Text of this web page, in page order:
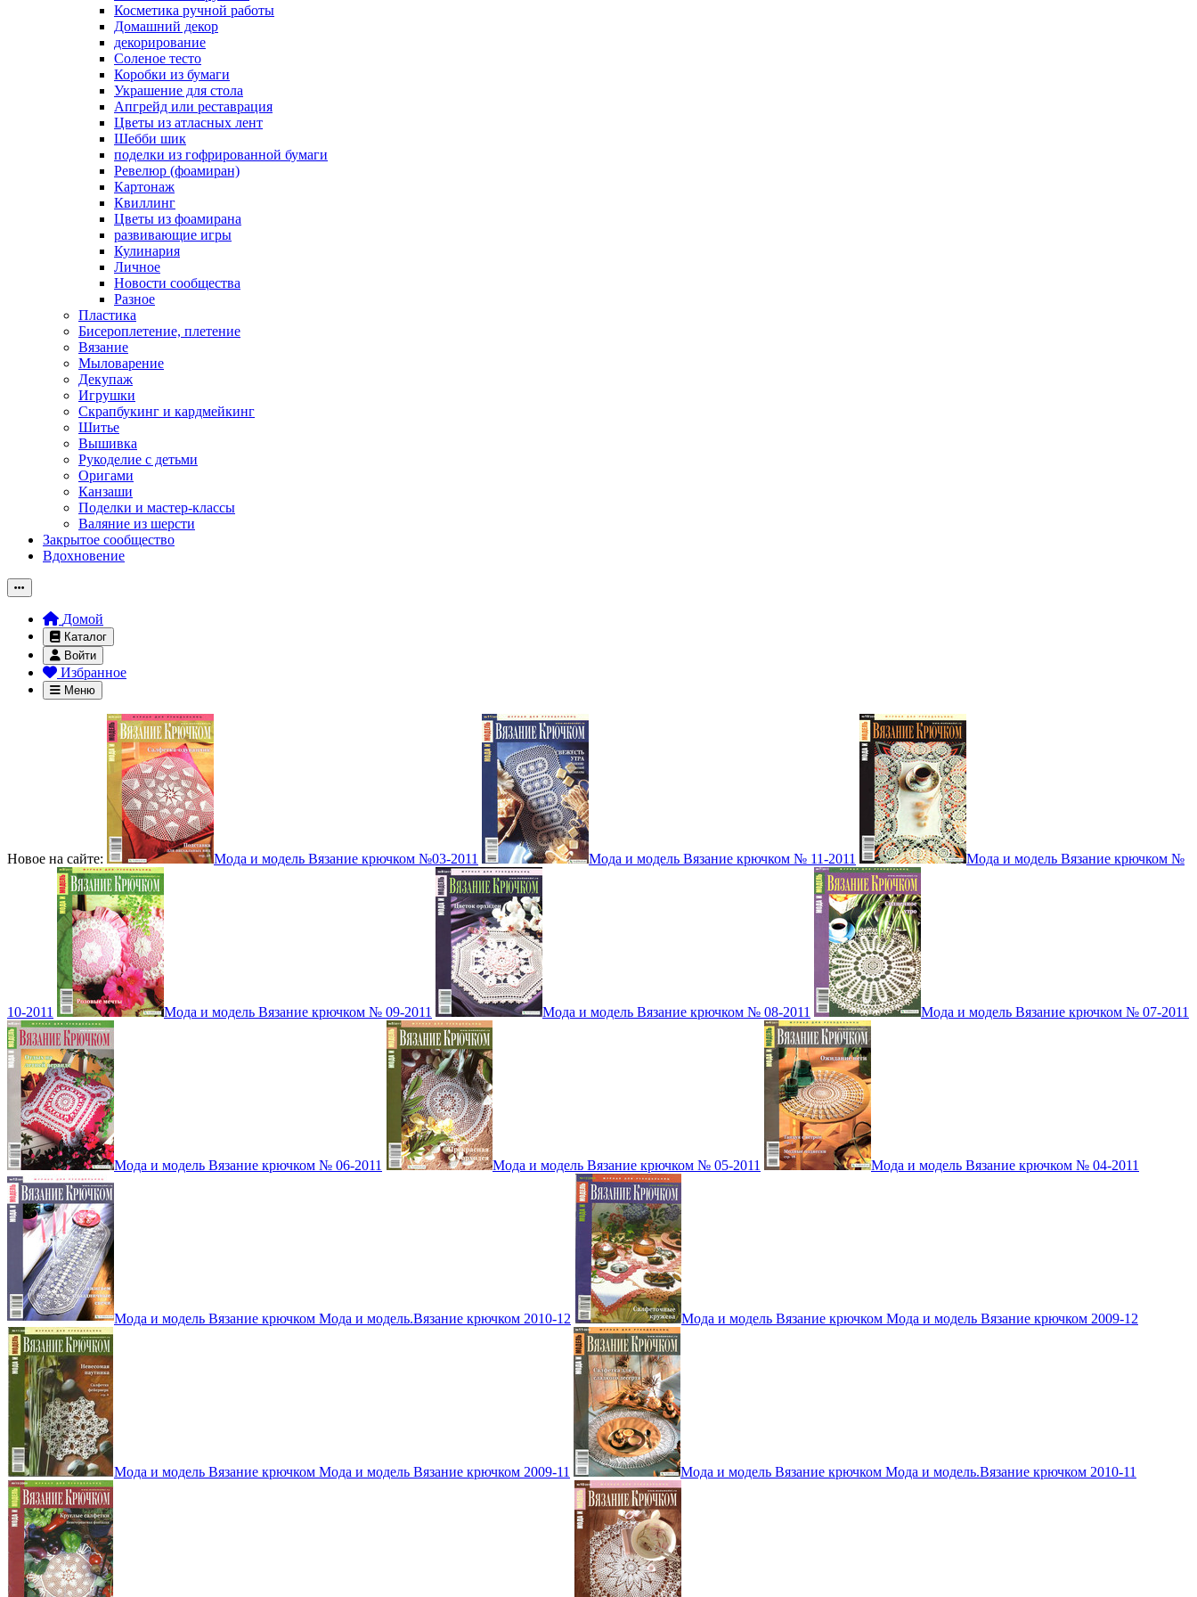
Косметика ручной работы
Домашний декор
декорирование
Соленое тесто
Коробки из бумаги
Украшение для стола
Апгрейд или реставрация
Цветы из атласных лент
Шебби шик
поделки из гофрированной бумаги
Ревелюр (фоамиран)
Картонаж
Квиллинг
Цветы из фоамирана
развивающие игры
Кулинария
Личное
Новости сообщества
Разное
Пластика
Бисероплетение, плетение
Вязание
Мыловарение
Декупаж
Игрушки
Скрапбукинг и кардмейкинг
Шитье
Вышивка
Рукоделие с детьми
Оригами
Канзаши
Поделки и мастер-классы
Валяние из шерсти
Закрытое сообщество
Вдохновение
Домой
Каталог
Войти
Избранное
Меню
Новое на сайте: Мода и модель Вязание крючком №03-2011 Мода и модель Вязание крючком № 11-2011 Мода и модель Вязание крючком №
10-2011 Мода и модель Вязание крючком № 09-2011 Мода и модель Вязание крючком № 08-2011 Мода и модель Вязание крючком № 07-2011
Мода и модель Вязание крючком № 06-2011 Мода и модель Вязание крючком № 05-2011 Мода и модель Вязание крючком № 04-2011
Мода и модель Вязание крючком Мода и модель.Вязание крючком 2010-12 Мода и модель Вязание крючком Мода и модель Вязание крючком 2009-12
Мода и модель Вязание крючком Мода и модель Вязание крючком 2009-11 Мода и модель Вязание крючком Мода и модель.Вязание крючком 2010-11